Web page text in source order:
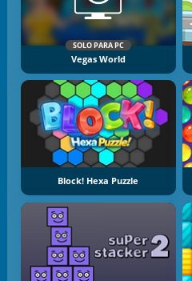
SOLO PARA PC
Vegas World
Block! Hexa Puzzle